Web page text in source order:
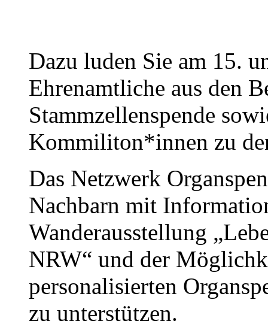
Dazu luden Sie am 15.
Ehrenamtliche aus den
Stammzellenspende
Kommiliton*innen zu
Das Netzwerk
Nachbarn mit
Wanderausstellung
NRW“ und der
personalisierten
zu unterstützen.